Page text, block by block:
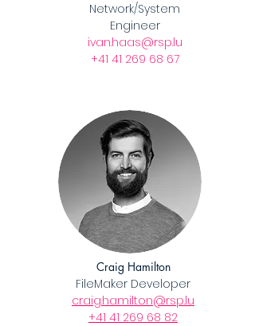
Network/System
Engineer
ivan.haas@rsp.lu
​+41 41 269 68 67
Craig Hamilton
FileMaker Developer
craig.hamilton@rsp.lu
​+41 41 269 68 82